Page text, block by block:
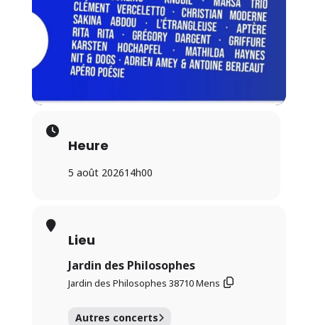
Heure
5 août 202614h00
Lieu
Jardin des Philosophes
Jardin des Philosophes 38710 Mens
Autres concerts